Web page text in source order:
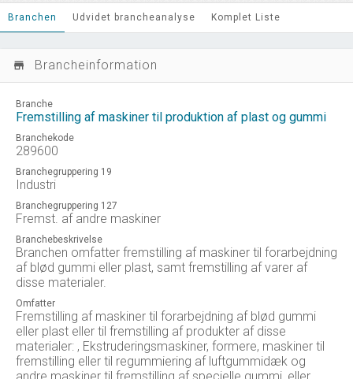
Branchen Udvidet brancheanalyse Komplet Liste
store_mall_directory Brancheinformation
Branche
Fremstilling af maskiner til produktion af plast og gummi
Branchekode
289600
Branchegruppering 19
Industri
Branchegruppering 127
Fremst. af andre maskiner
Branchebeskrivelse
Branchen omfatter fremstilling af maskiner til forarbejdning
af blød gummi eller plast, samt fremstilling af varer af
disse materialer.
Omfatter
Fremstilling af maskiner til forarbejdning af blød gummi
eller plast eller til fremstilling af produkter af disse
materialer: , Ekstruderingsmaskiner, formere, maskiner til
fremstilling eller til regummiering af luftgummidæk og